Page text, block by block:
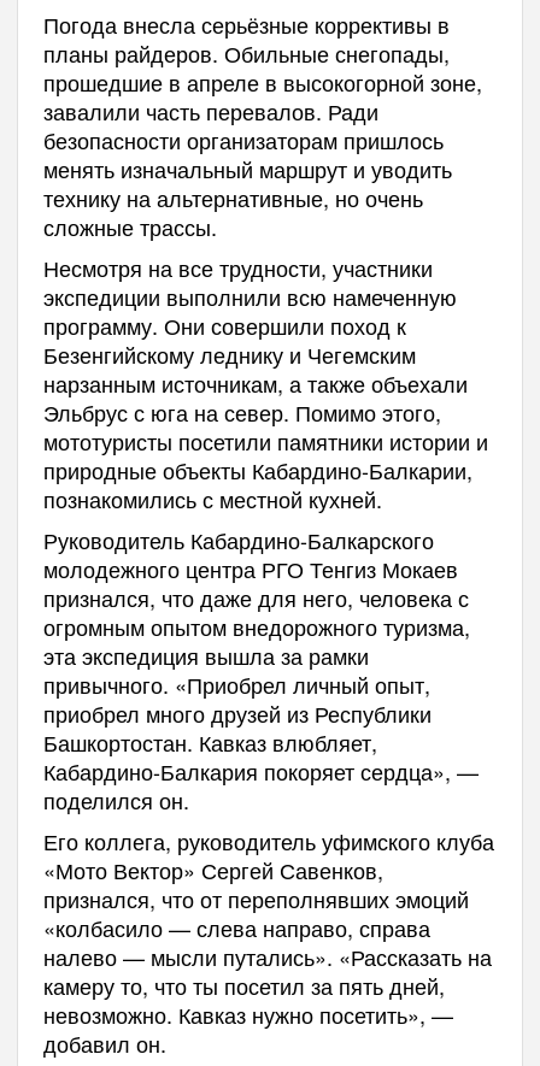
Погода внесла серьёзные коррективы в
планы райдеров. Обильные снегопады,
прошедшие в апреле в высокогорной зоне,
завалили часть перевалов. Ради
безопасности организаторам пришлось
менять изначальный маршрут и уводить
технику на альтернативные, но очень
сложные трассы.
Несмотря на все трудности, участники
экспедиции выполнили всю намеченную
программу. Они совершили поход к
Безенгийскому леднику и Чегемским
нарзанным источникам, а также объехали
Эльбрус с юга на север. Помимо этого,
мототуристы посетили памятники истории и
природные объекты Кабардино-Балкарии,
познакомились с местной кухней.
Руководитель Кабардино-Балкарского
молодежного центра РГО Тенгиз Мокаев
признался, что даже для него, человека с
огромным опытом внедорожного туризма,
эта экспедиция вышла за рамки
привычного. «Приобрел личный опыт,
приобрел много друзей из Республики
Башкортостан. Кавказ влюбляет,
Кабардино-Балкария покоряет сердца», —
поделился он.
Его коллега, руководитель уфимского клуба
«Мото Вектор» Сергей Савенков,
признался, что от переполнявших эмоций
«колбасило — слева направо, справа
налево — мысли путались». «Рассказать на
камеру то, что ты посетил за пять дней,
невозможно. Кавказ нужно посетить», —
добавил он.